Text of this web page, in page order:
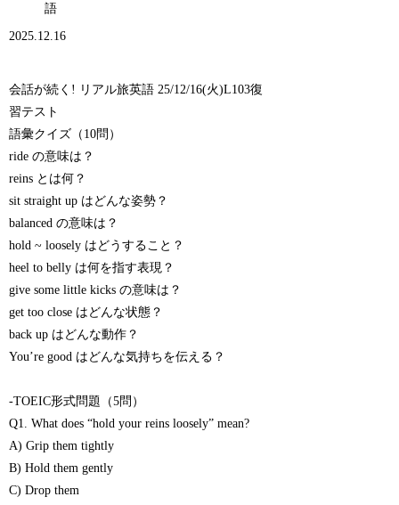
語
2025.12.16
会話が続く! リアル旅英語 25/12/16(火)L103復
習テスト
語彙クイズ（10問）
ride の意味は？
reins とは何？
sit straight up はどんな姿勢？
balanced の意味は？
hold ~ loosely はどうすること？
heel to belly は何を指す表現？
give some little kicks の意味は？
get too close はどんな状態？
back up はどんな動作？
You’re good はどんな気持ちを伝える？
-TOEIC形式問題（5問）
Q1. What does “hold your reins loosely” mean?
A) Grip them tightly
B) Hold them gently
C) Drop them